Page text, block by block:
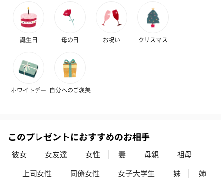
プレミアムビール イネ
ディット（712円）
おつまみ・その他
お酒にぴったりのおつまみ・サプリを同梱してお届けいたしま
誕生日 母の日 お祝い クリスマス
ホワイトデー 自分へのご褒美
このプレゼントにおすすめのお相手
彼女 女友達 女性 妻 母親
祖母
上司女性
同僚女性 女子大学生 妹
姉